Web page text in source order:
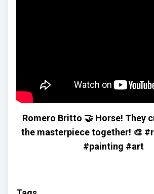
Romero Britto 🤝 Horse! They
the masterpiece together! 🎨
#painting #art